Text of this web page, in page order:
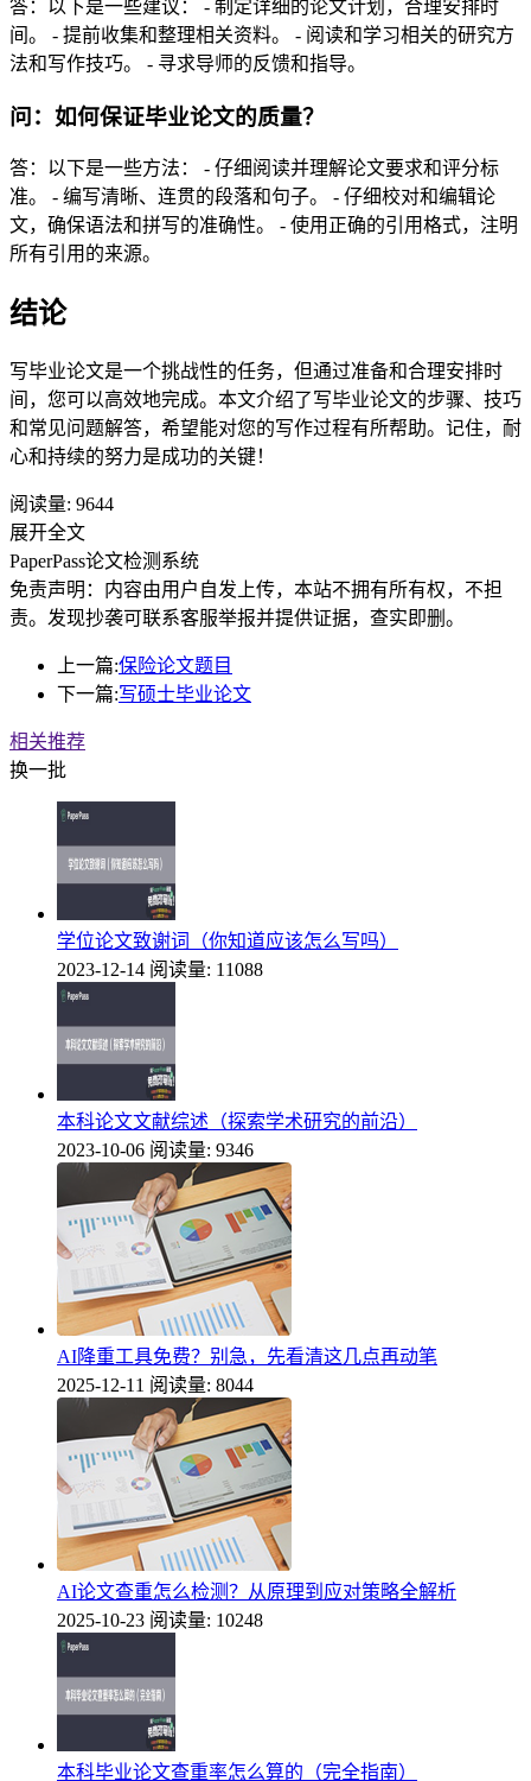
答：以下是一些建议： - 制定详细的论文计划，合理安排时
间。 - 提前收集和整理相关资料。 - 阅读和学习相关的研究方
法和写作技巧。 - 寻求导师的反馈和指导。
问：如何保证毕业论文的质量？
答：以下是一些方法： - 仔细阅读并理解论文要求和评分标
准。 - 编写清晰、连贯的段落和句子。 - 仔细校对和编辑论
文，确保语法和拼写的准确性。 - 使用正确的引用格式，注明
所有引用的来源。
结论
写毕业论文是一个挑战性的任务，但通过准备和合理安排时
间，您可以高效地完成。本文介绍了写毕业论文的步骤、技巧
和常见问题解答，希望能对您的写作过程有所帮助。记住，耐
心和持续的努力是成功的关键！
阅读量: 9644
展开全文
PaperPass论文检测系统
免责声明：内容由用户自发上传，本站不拥有所有权，不担
责。发现抄袭可联系客服举报并提供证据，查实即删。
上一篇:保险论文题目
下一篇:写硕士毕业论文
相关推荐
换一批
学位论文致谢词（你知道应该怎么写吗）
2023-12-14 阅读量: 11088
本科论文文献综述（探索学术研究的前沿）
2023-10-06 阅读量: 9346
AI降重工具免费？别急，先看清这几点再动笔
2025-12-11 阅读量: 8044
AI论文查重怎么检测？从原理到应对策略全解析
2025-10-23 阅读量: 10248
本科毕业论文查重率怎么算的（完全指南）